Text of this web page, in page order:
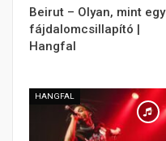
Beirut – Olyan, mint egy
fájdalomcsillapító |
Hangfal
HANGFAL